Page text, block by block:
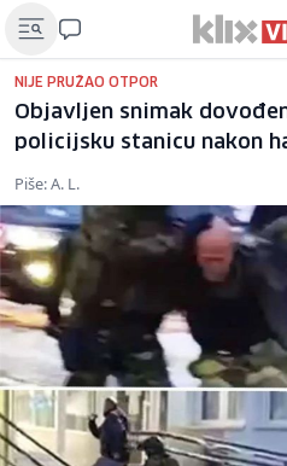
NIJE PRUŽAO OTPOR
Objavljen snimak
policijsku stanicu nakon
Piše: A. L.